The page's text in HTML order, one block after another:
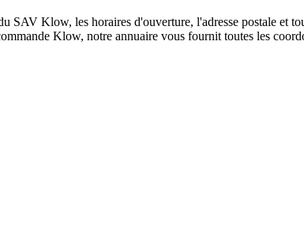
SAV Klow, les horaires d'ouverture, l'adresse postale et
Klow, notre annuaire vous fournit toutes les